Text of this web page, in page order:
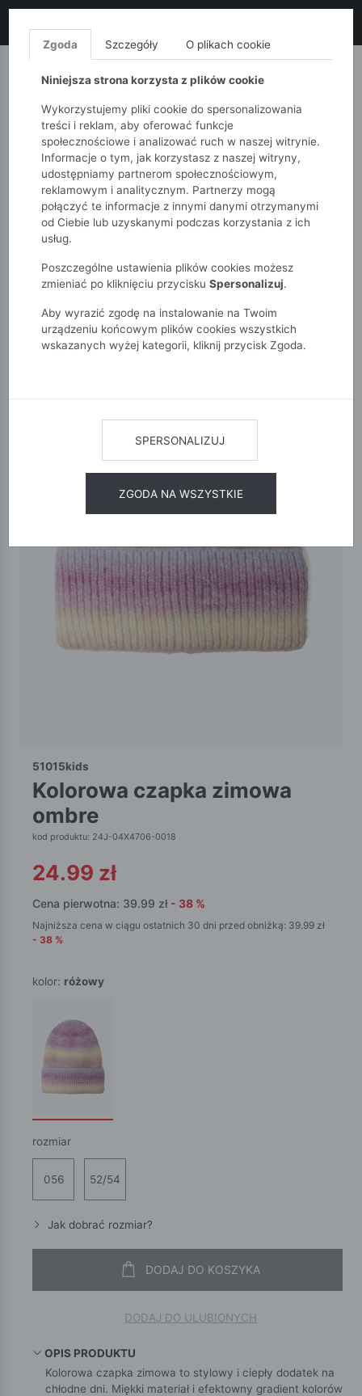
MONNARI QUIOSQUE
51015kids
Dziewczynki 7-12 lat
Kolorowa czapka zimowa ombre
51015kids
kolorowa czapka zimowa
ombre
kod produktu: 24J-04X4706-0018
24.99 zł
Cena pierwotna: 39.99 zł - 38 %
Najniższa cena w ciągu ostatnich 30 dni przed obniżką: 39.99 zł
- 38 %
kolor: różowy
rozmiar
056 52/54
Jak dobrać rozmiar?
DODAJ DO KOSZYKA
DODAJ DO ULUBIONYCH
OPIS PRODUKTU
Kolorowa czapka zimowa to stylowy i ciepły dodatek na
chłodne dni. Miękki materiał i efektowny gradient kolorów
Zgoda Szczegóły O plikach cookie
Niniejsza strona korzysta z plików cookie
Wykorzystujemy pliki cookie do spersonalizowania
treści i reklam, aby oferować funkcje
społecznościowe i analizować ruch w naszej witrynie.
Informacje o tym, jak korzystasz z naszej witryny,
udostępniamy partnerom społecznościowym,
reklamowym i analitycznym. Partnerzy mogą
połączyć te informacje z innymi danymi otrzymanymi
od Ciebie lub uzyskanymi podczas korzystania z ich
usług.
Poszczególne ustawienia plików cookies możesz
zmieniać po kliknięciu przycisku Spersonalizuj.
Aby wyrazić zgodę na instalowanie na Twoim
urządzeniu końcowym plików cookies wszystkich
wskazanych wyżej kategorii, kliknij przycisk Zgoda.
SPERSONALIZUJ
ZGODA NA WSZYSTKIE